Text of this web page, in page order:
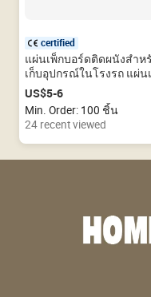
certified
แผ่นเพ็กบอร์ดติดผนังสำห
เก็บอุปกรณ์ในโรงรถ แผ่นเพ็ก
บอร์ดพลาสติก PP แผ่นเพ็กบอร์ด
โลหะ
US$5-6
Min. Order: 100 ชิ้น
24 recent viewed